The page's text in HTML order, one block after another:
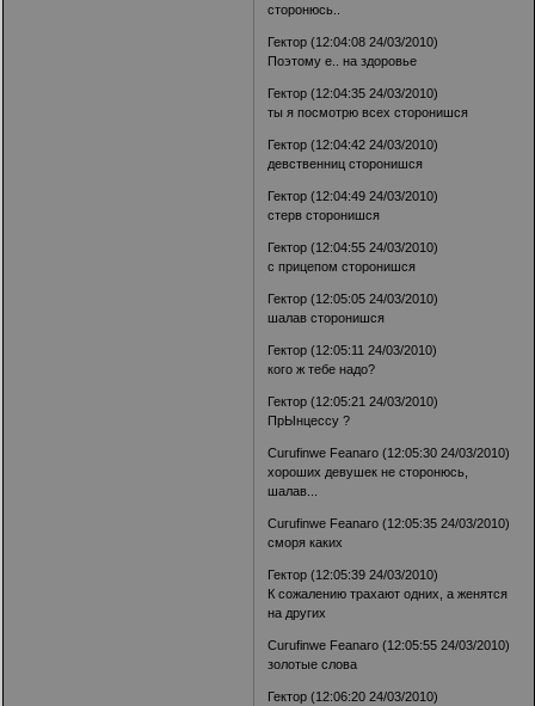
сторонюсь..
Гектор (12:04:08 24/03/2010)
Поэтому е.. на здоровье
Гектор (12:04:35 24/03/2010)
ты я посмотрю всех сторонишся
Гектор (12:04:42 24/03/2010)
девственниц сторонишся
Гектор (12:04:49 24/03/2010)
стерв сторонишся
Гектор (12:04:55 24/03/2010)
с прицепом сторонишся
Гектор (12:05:05 24/03/2010)
шалав сторонишся
Гектор (12:05:11 24/03/2010)
кого ж тебе надо?
Гектор (12:05:21 24/03/2010)
ПрЫнцессу ?
Curufinwe Feanaro (12:05:30 24/03/2010)
хороших девушек не сторонюсь,
шалав...
Curufinwe Feanaro (12:05:35 24/03/2010)
сморя каких
Гектор (12:05:39 24/03/2010)
К сожалению трахают одних, а женятся
на других
Curufinwe Feanaro (12:05:55 24/03/2010)
золотые слова
Гектор (12:06:20 24/03/2010)